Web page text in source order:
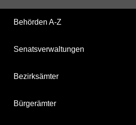
Behörden A-Z
Senatsverwaltungen
Bezirksämter
Bürgerämter